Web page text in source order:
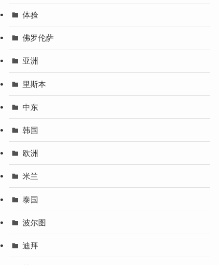
体验
佛罗伦萨
亚洲
里斯本
中东
韩国
欧洲
米兰
泰国
波尔图
迪拜